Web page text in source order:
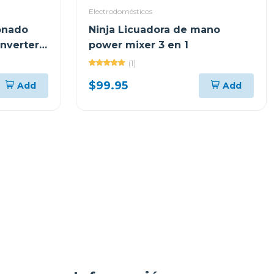
Add
Electrodomésticos
Ninja Licuadora de mano
power mixer 3 en 1
(1)
$99.95 Add